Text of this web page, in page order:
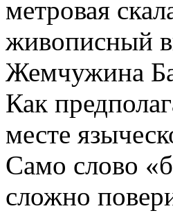
метровая
живописный
Жемчужина
Как
месте
Само слово
сложно